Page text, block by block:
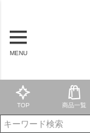
MENU
TOP 商品一覧